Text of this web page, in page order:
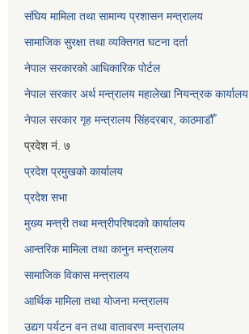
संघिय मामिला तथा सामान्य प्रशासन मन्त्रालय
सामाजिक सुरक्षा तथा व्यक्तिगत घटना दर्ता
नेपाल सरकारको आधिकारिक पोर्टल
नेपाल सरकार अर्थ मन्त्रालय महालेखा नियन्त्रक कार्यालय
नेपाल सरकार गृह मन्त्रालय सिंहदरबार, काठमाडौँ
प्रदेश नं. ७
प्रदेश प्रमुखको कार्यालय
प्रदेश सभा
मुख्य मन्त्री तथा मन्त्रीपरिषदको कार्यालय
आन्तरिक मामिला तथा कानुन मन्त्रालय
सामाजिक विकास मन्त्रालय
आर्थिक मामिला तथा योजना मन्त्रालय
उद्यग पर्यटन वन तथा वातावरण मन्त्रालय